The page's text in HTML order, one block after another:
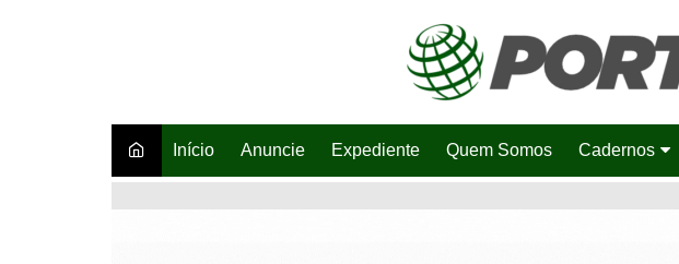
Início Anuncie Expediente Quem Somos Cadernos